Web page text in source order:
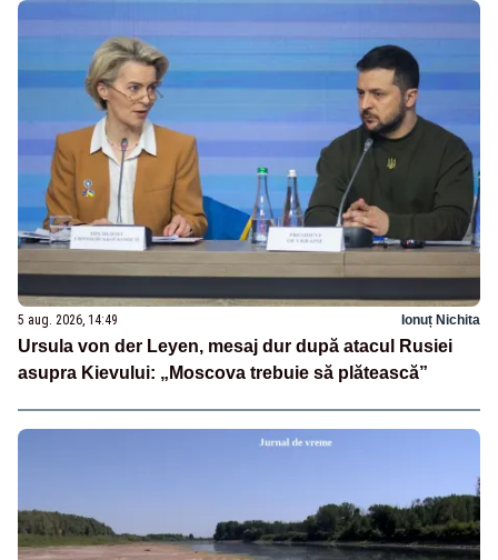
5 aug. 2026, 14:49 Ionuț Nichita
Ursula von der Leyen, mesaj dur după atacul Rusiei
asupra Kievului: „Moscova trebuie să plătească”